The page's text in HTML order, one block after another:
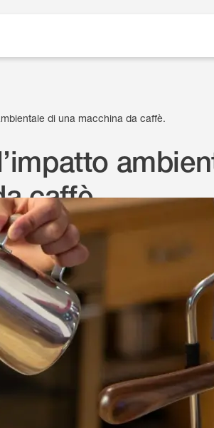
di una macchina da caffè.
caffè.